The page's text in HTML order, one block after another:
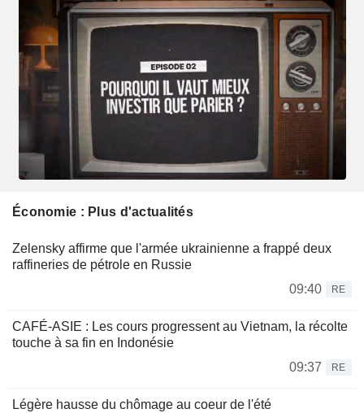
Économie : Plus d'actualités
Zelensky affirme que l'armée ukrainienne a frappé deux
raffineries de pétrole en Russie
09:40
RE
CAFÉ-ASIE : Les cours progressent au Vietnam, la récolte
touche à sa fin en Indonésie
09:37
RE
Légère hausse du chômage au coeur de l'été